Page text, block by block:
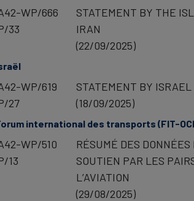
WP/666
33
STATEMENT BY THE
IRAN
(22/09/2025)
WP/619
27
STATEMENT BY ISRAEL
(18/09/2025)
international des transports (FIT-
WP/510
13
RÉSUMÉ DES
SOUTIEN PAR LES
L’AVIATION
(29/08/2025)